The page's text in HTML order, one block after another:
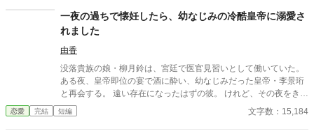
声だだ漏れ令嬢 甘くて騒がしい新婚生活、開幕。
一夜の過ちで懐妊したら、幼なじみの冷酷皇帝に溺愛さ
れました
由香
没落貴族の娘・柳月鈴は、宮廷で医官見習いとして働いていた。
ある夜、皇帝即位の宴で酒に酔い、幼なじみだった皇帝・李景珩
と再会する。 遠い存在になったはずの彼。 けれど、その夜をきっ
かけに月鈴の運命は大きく動き出す。 冷酷と恐れられる皇帝が、
なぜか彼女だけには甘すぎて――。
恋愛 完結 短編 文字数：15,184